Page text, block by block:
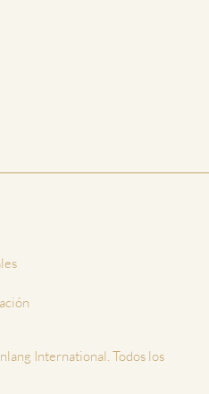
International. Todos los